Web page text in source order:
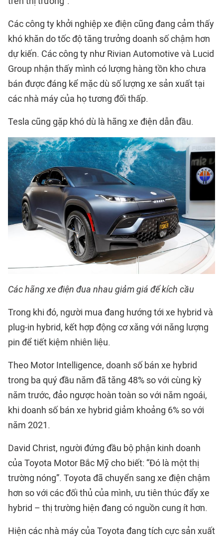
Các công ty khởi nghiệp xe điện cũng đang cảm thấy
khó khăn do tốc độ tăng trưởng doanh số chậm hơn
dự kiến. Các công ty như Rivian Automotive và Lucid
Group nhận thấy mình có lượng hàng tồn kho chưa
bán được đáng kể mặc dù số lượng xe sản xuất tại
các nhà máy của họ tương đối thấp.
Tesla cũng gặp khó dù là hãng xe điện dẫn đầu.
Các hãng xe điện đua nhau giảm giá để kích cầu
Trong khi đó, người mua đang hướng tới xe hybrid và
plug-in hybrid, kết hợp động cơ xăng với năng lượng
pin để tiết kiệm nhiên liệu.
Theo Motor Intelligence, doanh số bán xe hybrid
trong ba quý đầu năm đã tăng 48% so với cùng kỳ
năm trước, đảo ngược hoàn toàn so với năm ngoái,
khi doanh số bán xe hybrid giảm khoảng 6% so với
năm 2021.
David Christ, người đứng đầu bộ phận kinh doanh
của Toyota Motor Bắc Mỹ cho biết: “Đó là một thị
trường nóng”. Toyota đã chuyển sang xe điện chậm
hơn so với các đối thủ của mình, ưu tiên thúc đẩy xe
hybrid – thị trường hiện đang có nguồn cung ít hơn.
Hiện các nhà máy của Toyota đang tích cực sản xuất